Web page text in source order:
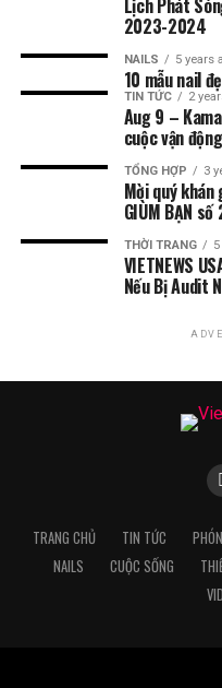
Lịch Phát
2023-2024
NAILS 5 years
10 mẫu nail
TIN TỨC 2
Aug 9 –
cuộc vận
TỔNG HỢP 3
Mời quý
GIÙM BẠN số
THỜI TRANG
VIETNEWS
Nếu Bị Audit
TRANG CHỦ TIN TỨC
NAILS
CUỘC SỐNG